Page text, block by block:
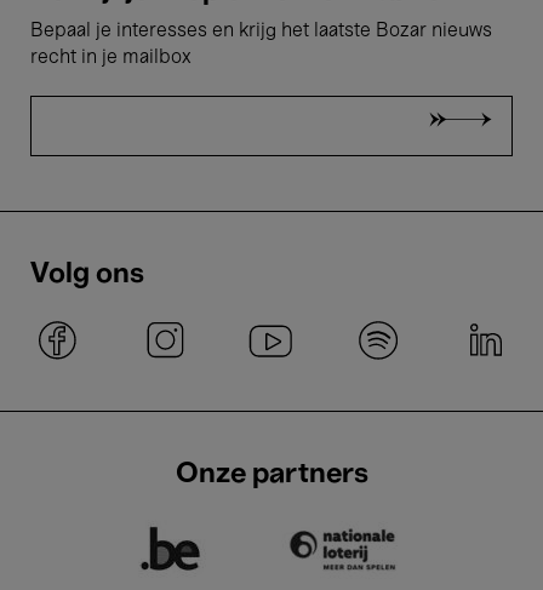
Bepaal je interesses en krijg het laatste Bozar nieuws
recht in je mailbox
Volg ons
Onze partners